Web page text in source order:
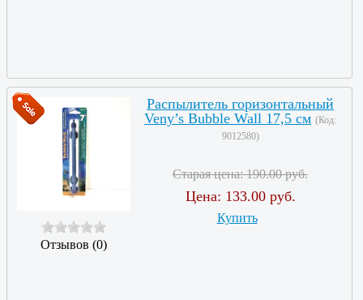
Отзывов (0)
Распылитель горизонтальный
Veny’s Bubble Wall 17,5 см (Код:
9012580)
Старая цена:190.00 руб.
Цена: 133.00 руб.
Купить